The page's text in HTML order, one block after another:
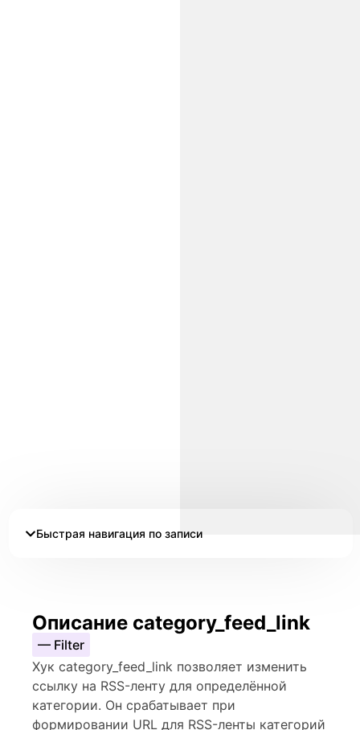
Быстрая навигация по записи
Описание category_feed_link
— Filter
Хук category_feed_link позволяет изменить
ссылку на RSS-ленту для определённой
категории. Он срабатывает при
формировании URL для RSS-ленты категорий